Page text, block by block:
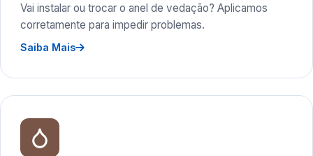
Vai instalar ou trocar o anel de vedação? Aplicamos
corretamente para impedir problemas.
Saiba Mais